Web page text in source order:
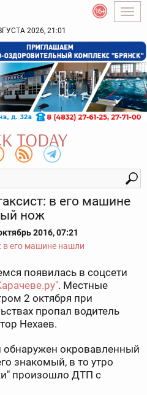
2026, 21:01
в его машине
нож
2016, 07:21
появилась в соцсети
. Местные
2 октября при
пропал водитель
Нехаев.
окровавленный
знакомый, в то утро
произошло ДТП с